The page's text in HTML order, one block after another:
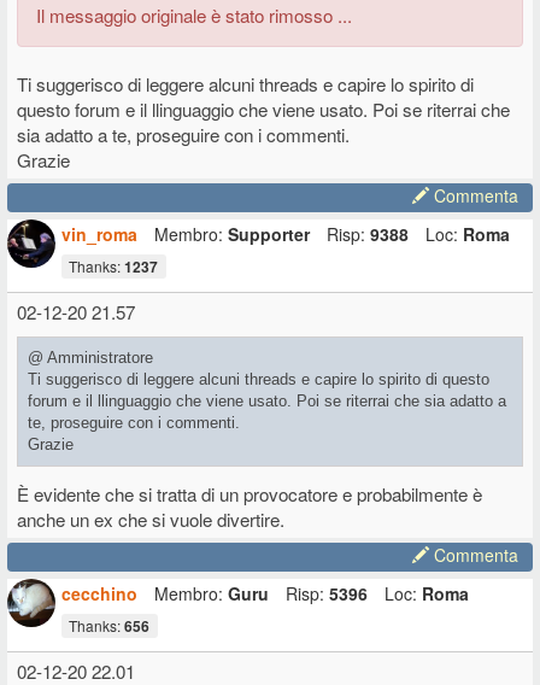
Poi sono passato a qualcosa tipo confirmation di charlie parker, o
meglio ho preso il giro di accordi della canzone e qualche spunto, ma
soprattutto gli accordi. Stesso sistema per giorni e giorni. Con
nuovo accordo e col tempo non fai più solo le pentatoniche ma cerchi
di seguire anche i cambi di tonalità
Ora mi viene naturale improvvisare un po' come quello del video,
riesco a farlo anche in gruppo. Non sarà granchè ma è sempre di più
di quello che ho imparato a lezione
E comunque era
semplicemente quello che chiedevo ai maestri! Capisco che così le
lezioni sono molte meno e che per loro è un lavoro, però non è che
devo mantenerli io ahhaha
Una volta avuta un po' di padronanza cerca su youtube delle backing
tracks blues/jazz, o funk/jazz per un diverso ritmo. Lente e veloci. Io
altre tonalità
Ora tutti mi uccideranno come al solito ma è la dura realtà, almeno
se vieni dal blues come me. Intanto prova, non ti costa niente
Il messaggio originale è stato rimosso ...
Ti suggerisco di leggere alcuni threads e capire lo spirito di
questo forum e il llinguaggio che viene usato. Poi se riterrai che
sia adatto a te, proseguire con i commenti.
Grazie
Commenta
vin_roma
Membro: Supporter Risp: 9388 Loc: Roma
Thanks:1237
02-12-20 21.57
@ Amministratore
Ti suggerisco di leggere alcuni threads e capire lo spirito di questo
forum e il llinguaggio che viene usato. Poi se riterrai che sia adatto a
te, proseguire con i commenti.
Grazie
È evidente che si tratta di un provocatore e probabilmente è
anche un ex che si vuole divertire.
Commenta
cecchino
Membro: Guru Risp: 5396 Loc: Roma
Thanks:656
02-12-20 22.01